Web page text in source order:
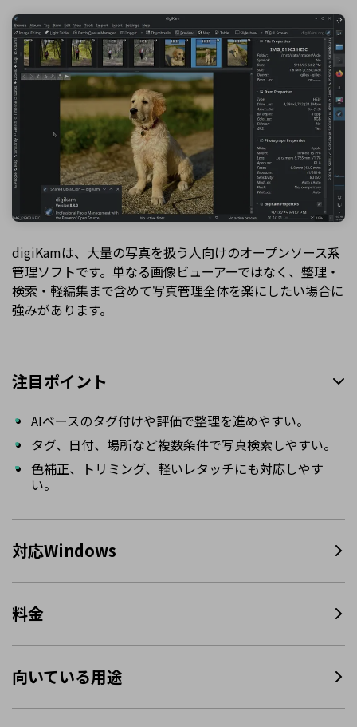
digiKamは、大量の写真を扱う人向けのオープンソース系
管理ソフトです。単なる画像ビューアーではなく、整理・
検索・軽編集まで含めて写真管理全体を楽にしたい場合に
強みがあります。
注目ポイント
AIベースのタグ付けや評価で整理を進めやすい。
タグ、日付、場所など複数条件で写真検索しやすい。
色補正、トリミング、軽いレタッチにも対応しやす
い。
対応Windows
料金
向いている用途